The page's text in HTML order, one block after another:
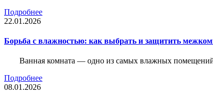
Подробнее
22.01.2026
Борьба с влажностью: как выбрать и защитить
Ванная комната — одно из самых влажных помещений
Подробнее
08.01.2026